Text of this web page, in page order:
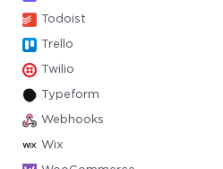
Todoist
Trello
Twilio
Typeform
Webhooks
Wix